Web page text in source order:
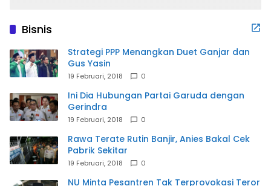
Bisnis
Strategi PPP Menangkan Duet Ganjar dan
Gus Yasin
19 Februari, 2018 0
Ini Dia Hubungan Partai Garuda dengan
Gerindra
19 Februari, 2018 0
Rawa Terate Rutin Banjir, Anies Bakal Cek
Pabrik Sekitar
19 Februari, 2018 0
NU Minta Pesantren Tak Terprovokasi Teror